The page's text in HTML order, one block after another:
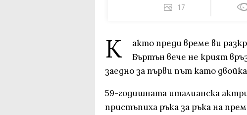
17
К
акто преди време ви
Бъртън вече не крият
заедно за първи път като
59-годишната италианска
пристъпиха ръка за ръка на